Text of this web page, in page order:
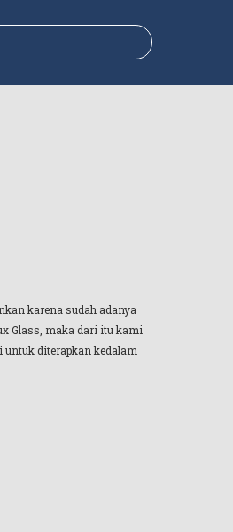
karena sudah adanya
Glass, maka dari itu kami
diterapkan kedalam